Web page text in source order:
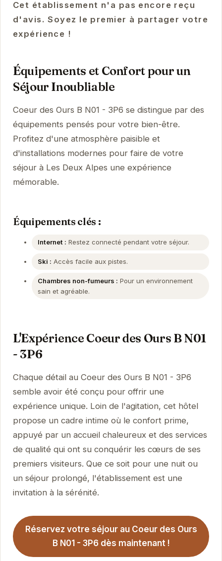
Cet établissement n'a pas encore reçu
d'avis. Soyez le premier à partager votre
expérience !
Équipements et Confort pour un
Séjour Inoubliable
Coeur des Ours B N01 - 3P6 se distingue par des
équipements pensés pour votre bien-être.
Profitez d'une atmosphère paisible et
d'installations modernes pour faire de votre
séjour à Les Deux Alpes une expérience
mémorable.
Équipements clés :
Internet : Restez connecté pendant votre séjour.
Ski : Accès facile aux pistes.
Chambres non-fumeurs : Pour un environnement
sain et agréable.
L'Expérience Coeur des Ours B N01
- 3P6
Chaque détail au Coeur des Ours B N01 - 3P6
semble avoir été conçu pour offrir une
expérience unique. Loin de l'agitation, cet hôtel
propose un cadre intime où le confort prime,
appuyé par un accueil chaleureux et des services
de qualité qui ont su conquérir les cœurs de ses
premiers visiteurs. Que ce soit pour une nuit ou
un séjour prolongé, l'établissement est une
invitation à la sérénité.
Réservez votre séjour au Coeur des Ours
B N01 - 3P6 dès maintenant !